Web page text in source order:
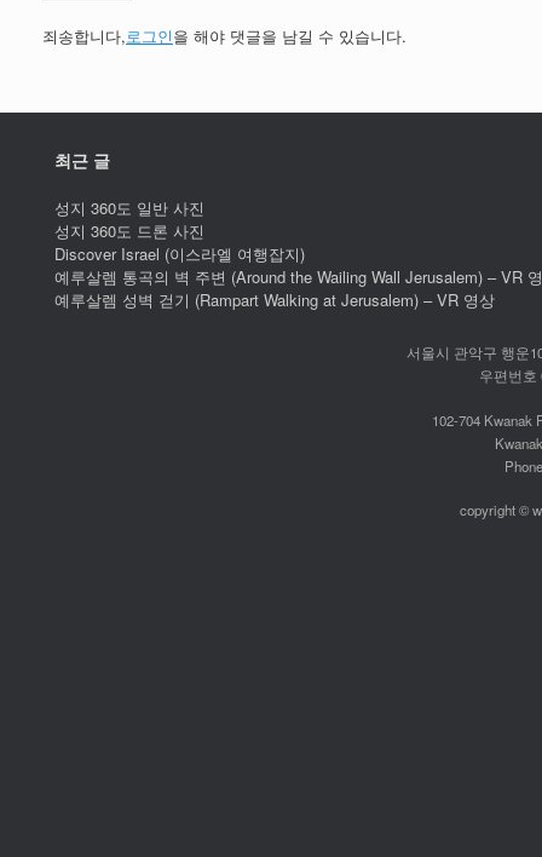
죄송합니다,로그인을 해야 댓글을 남길 수 있습니다.
최근 글
성지 360도 일반 사진
성지 360도 드론 사진
Discover Israel (이스라엘 여행잡지)
예루살렘 통곡의 벽 주변 (Around the Wailing Wall Jerusalem) – VR
예루살렘 성벽 걷기 (Rampart Walking at Jerusalem) – VR 영상
서울시 관악구 행운
우편번호
102-704 Kwanak
copyright ©